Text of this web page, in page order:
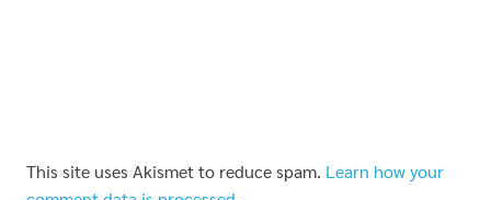
This site uses Akismet to reduce spam. Learn how your